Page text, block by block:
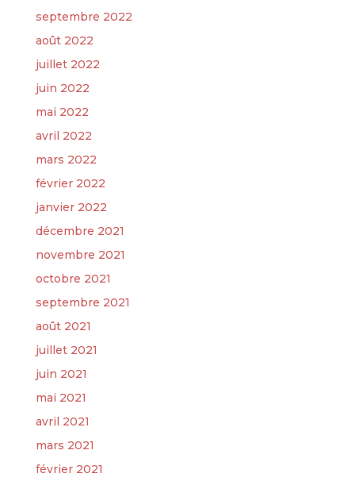
septembre 2022
août 2022
juillet 2022
juin 2022
mai 2022
avril 2022
mars 2022
février 2022
janvier 2022
décembre 2021
novembre 2021
octobre 2021
septembre 2021
août 2021
juillet 2021
juin 2021
mai 2021
avril 2021
mars 2021
février 2021